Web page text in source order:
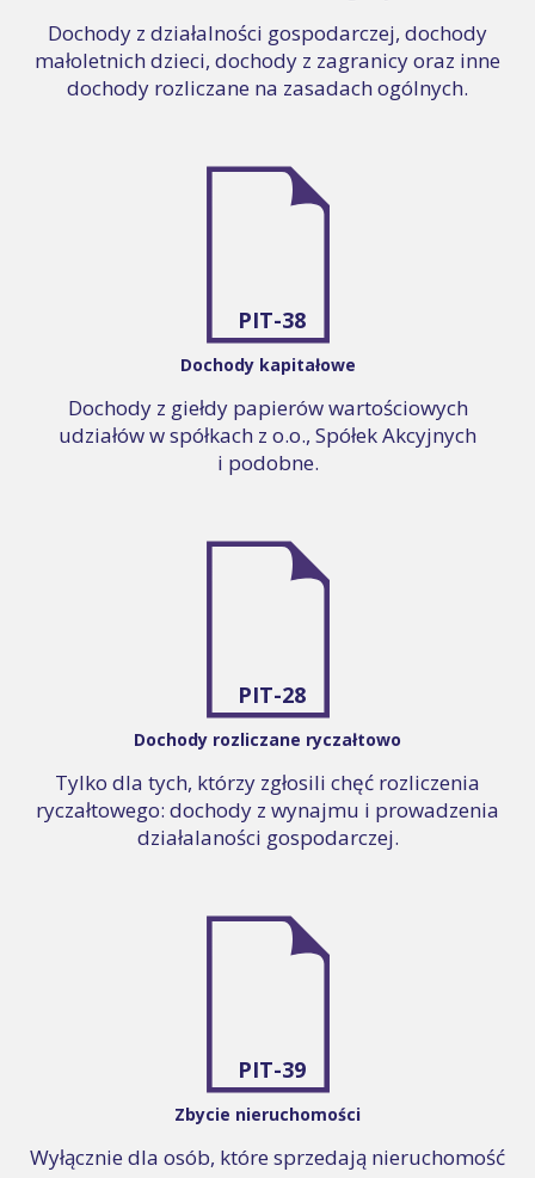
Dochody z działalności gospodarczej, dochody
małoletnich dzieci, dochody z zagranicy oraz inne
dochody rozliczane na zasadach ogólnych.
PIT-38
Dochody kapitałowe
Dochody z giełdy papierów wartościowych
udziałów w spółkach z o.o., Spółek Akcyjnych
i podobne.
PIT-28
Dochody rozliczane ryczałtowo
Tylko dla tych, którzy zgłosili chęć rozliczenia
ryczałtowego: dochody z wynajmu i prowadzenia
działalaności gospodarczej.
PIT-39
Zbycie nieruchomości
Wyłącznie dla osób, które sprzedają nieruchomość